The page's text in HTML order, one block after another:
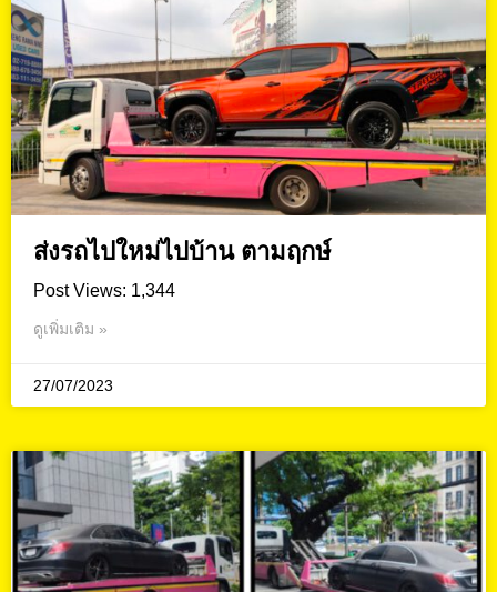
ส่งรถไปใหม่ไปบ้าน ตามฤกษ์
Post Views: 1,344
ดูเพิ่มเติม »
27/07/2023